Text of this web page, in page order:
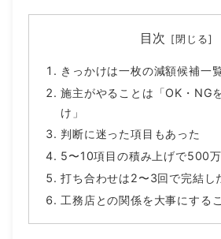
目次
きっかけは一枚の減額候補一
施主がやることは「OK・NG
け」
判断に迷った項目もあった
5〜10項目の積み上げで500
打ち合わせは2〜3回で完結し
工務店との関係を大事にする